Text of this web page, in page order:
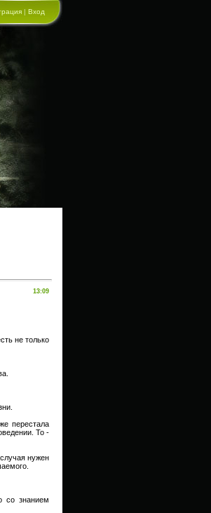
| Вход
13:09
не только
перестала
То -
нужен
со знанием